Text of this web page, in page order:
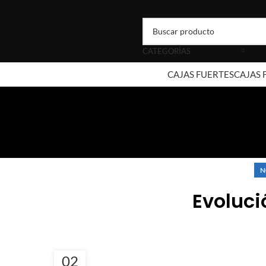
CATEGORÍAS
CAJAS FUERTESCAJAS
02